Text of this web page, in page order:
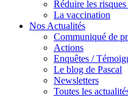
Réduire les
La vaccination
Nos Actualités
Communiqué de
Actions
Enquêtes /
Le blog de Pascal
Newsletters
Toutes les